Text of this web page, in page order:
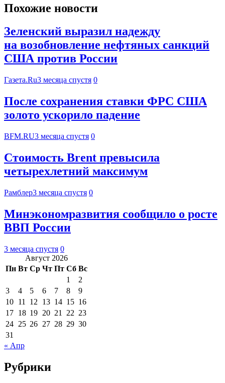
Похожие новости
Зеленский выразил надежду
на возобновление нефтяных санкций
США против России
Газета.Ru3 месяца спустя 0
После сохранения ставки ФРС США
золото ускорило падение
BFM.RU3 месяца спустя 0
Стоимость Brent превысила
четырехлетний максимум
Рамблер3 месяца спустя 0
Минэкономразвития сообщило о росте
ВВП России
3 месяца спустя 0
Август 2026
Пн Вт Ср Чт Пт Сб Вс
1
2
3
4 5 6 7 8
9
10 11 12 13 14 15 16
17 18 19 20 21 22 23
24 25 26 27 28 29 30
31
« Апр
Рубрики